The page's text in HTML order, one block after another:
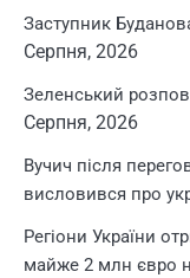
Заступник
Серпня, 2026
Зеленський
Серпня, 2026
Вучич після
висловився про
Регіони України
майже 2 млн євро